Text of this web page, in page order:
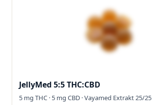
JellyMed 5:5 THC:CBD
5 mg THC · 5 mg CBD · Vayamed Extrakt 25/